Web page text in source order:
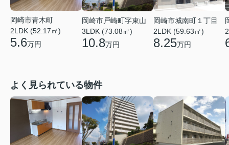
岡崎市青木町
2LDK (52.17㎡)
5.6万円
岡崎市戸崎町字東山
3LDK (73.08㎡)
10.8万円
岡崎市城南町１丁目
2LDK (59.63㎡)
8.25万円
よく見られている物件